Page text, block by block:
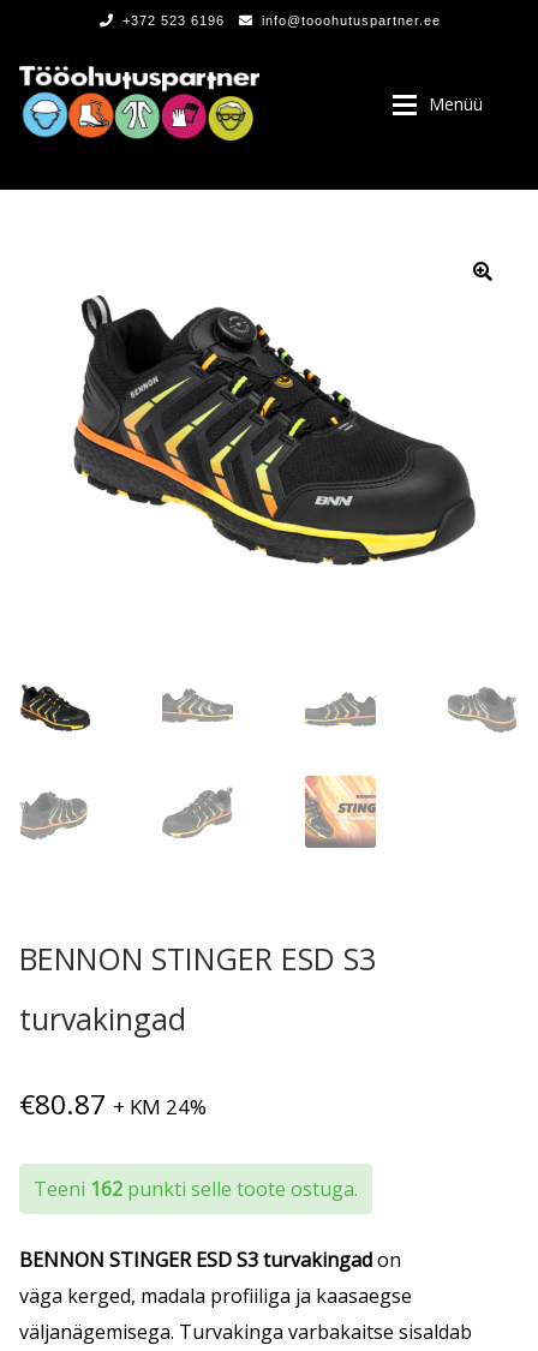
+372 523 6196 info@tooohutuspartner.ee
Menüü
BENNON STINGER ESD S3
turvakingad
€80.87 + KM 24%
Teeni 162 punkti selle toote ostuga.
BENNON STINGER ESD S3 turvakingadon
väga kerged, madala profiiliga ja kaasaegse
väljanägemisega. Turvakinga varbakaitse sisaldab